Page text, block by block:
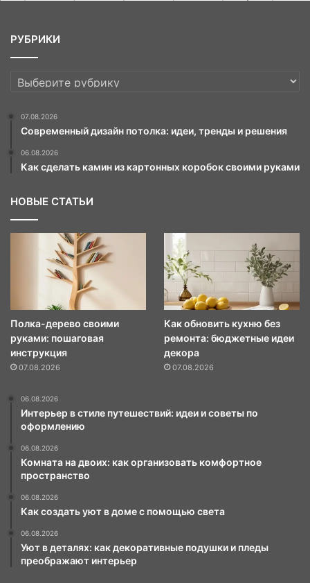
РУБРИКИ
РУБРИКИ
07.08.2026
Современный дизайн потолка: идеи, тренды и решения
06.08.2026
Как сделать камин из картонных коробок своими руками
НОВЫЕ СТАТЬИ
Полка-дерево своими
руками: пошаговая
инструкция
07.08.2026
Как обновить кухню без
ремонта: бюджетные идеи
декора
07.08.2026
06.08.2026
Интерьер в стиле путешествий: идеи и советы по
оформлению
06.08.2026
Комната на двоих: как организовать комфортное
пространство
06.08.2026
Как создать уют в доме с помощью света
06.08.2026
Уют в деталях: как декоративные подушки и пледы
преображают интерьер